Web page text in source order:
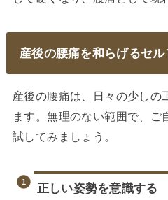
産後の腰痛を和らげるセ
産後の腰痛は、日々の少しの
ます。無理のない範囲で、ご
試してみましょう。
正しい姿勢を意識する